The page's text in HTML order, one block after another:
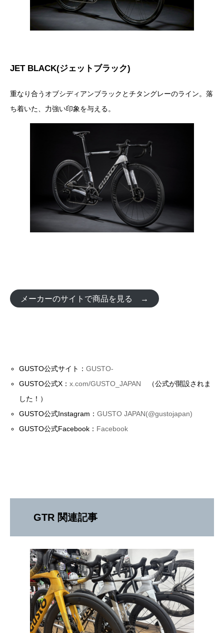
JET BLACK(ジェットブラック)
重なり合うオブシディアンブラックとチタングレーのライン。落
ち着いた、力強い印象を与える。
メーカーのサイトで商品を見る →
GUSTO公式サイト：GUSTO-
GUSTO公式X：x.com/GUSTO_JAPAN （公式が開設されま
した！）
GUSTO公式Instagram：GUSTO JAPAN(@gustojapan)
GUSTO公式Facebook： Facebook
GTR 関連記事